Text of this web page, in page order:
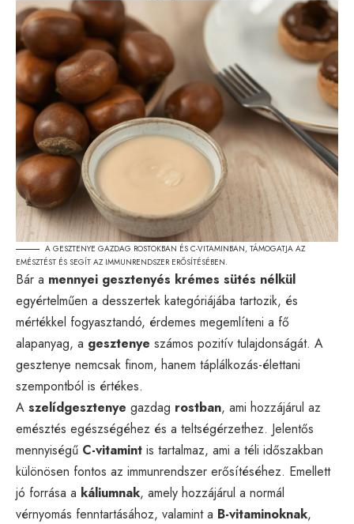
A GESZTENYE GAZDAG ROSTOKBAN ÉS C-VITAMINBAN, TÁMOGATJA AZ
EMÉSZTÉST ÉS SEGÍT AZ IMMUNRENDSZER ERŐSÍTÉSÉBEN.
Bár a mennyei gesztenyés krémes sütés nélkül
egyértelműen a desszertek kategóriájába tartozik, és
mértékkel fogyasztandó, érdemes megemlíteni a fő
alapanyag, a gesztenye számos pozitív tulajdonságát. A
gesztenye nemcsak finom, hanem táplálkozás-élettani
szempontból is értékes.
A szelídgesztenye gazdag rostban, ami hozzájárul az
emésztés egészségéhez és a teltségérzethez. Jelentős
mennyiségű C-vitamint is tartalmaz, ami a téli időszakban
különösen fontos az immunrendszer erősítéséhez. Emellett
jó forrása a káliumnak, amely hozzájárul a normál
vérnyomás fenntartásához, valamint a B-vitaminoknak,